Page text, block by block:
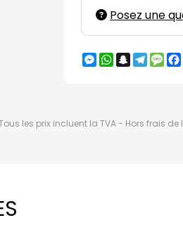
Posez une
Messenger
WhatsApp
Snapchat
les prix incluent la TVA - Hors frais